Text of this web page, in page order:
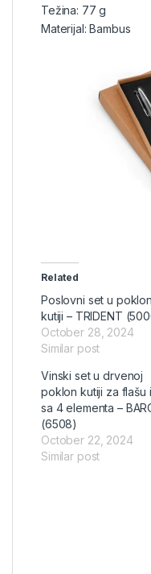
Težina: 77 g
Materijal: Bambus
Related
Poslovni set u poklon
kutiji – TRIDENT
October 28, 2024
Similar post
Vinski set u drvenoj
poklon kutiji za flašu i
sa 4 elementa –
(6508)
October 22, 2024
Similar post